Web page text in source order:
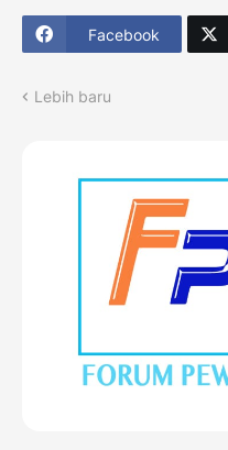
Facebook
Lebih baru